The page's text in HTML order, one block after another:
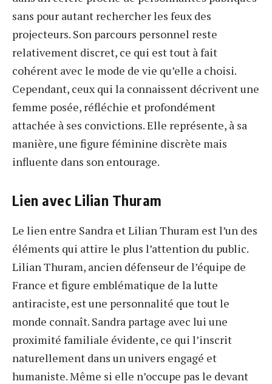
sans pour autant rechercher les feux des
projecteurs. Son parcours personnel reste
relativement discret, ce qui est tout à fait
cohérent avec le mode de vie qu’elle a choisi.
Cependant, ceux qui la connaissent décrivent une
femme posée, réfléchie et profondément
attachée à ses convictions. Elle représente, à sa
manière, une figure féminine discrète mais
influente dans son entourage.
Lien avec Lilian Thuram
Le lien entre Sandra et Lilian Thuram est l’un des
éléments qui attire le plus l’attention du public.
Lilian Thuram, ancien défenseur de l’équipe de
France et figure emblématique de la lutte
antiraciste, est une personnalité que tout le
monde connaît. Sandra partage avec lui une
proximité familiale évidente, ce qui l’inscrit
naturellement dans un univers engagé et
humaniste. Même si elle n’occupe pas le devant